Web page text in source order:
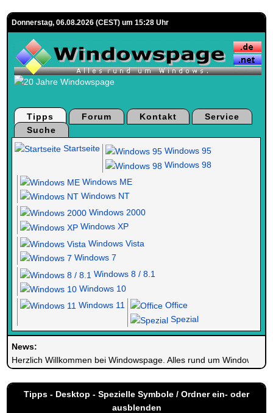
Donnerstag, 06.08.2026 (CEST) um 15:28 Uhr
Tipps Forum Kontakt
Service
Suche
Startseite
Windows 95
Windows 98
Windows ME
Windows NT
Windows 2000
Windows XP
Windows Vista
Windows 7
Windows 8 / 8.1
Windows 10
Windows 11
Office
Spezial
News:
Herzlich Willkommen bei Windowspage. Alles rund um Windows.
Tipps - Desktop - Spezielle Symbole / Ordner ein- oder
ausblenden